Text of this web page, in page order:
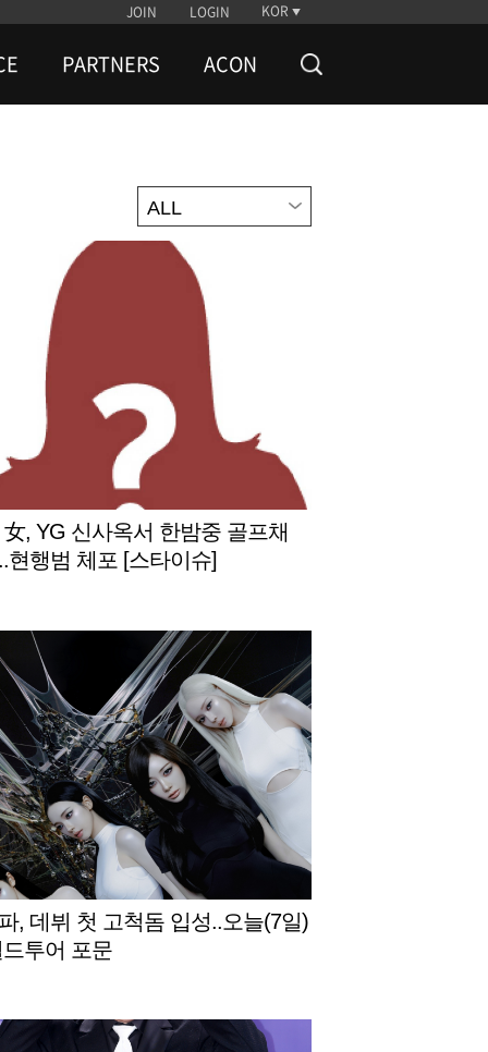
JOIN LOGIN KOR
PARTNERS ACON
ALL
, YG 신사옥서 한밤중 골프채
현행범 체포 [스타이슈]
, 데뷔 첫 고척돔 입성..오늘(7일)
투어 포문